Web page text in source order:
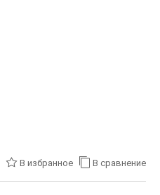
В избранное В сравнение